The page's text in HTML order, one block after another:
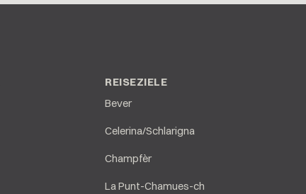
REISEZIELE
Bever
Celerina/Schlarigna
Champfèr
La Punt-Chamues-ch